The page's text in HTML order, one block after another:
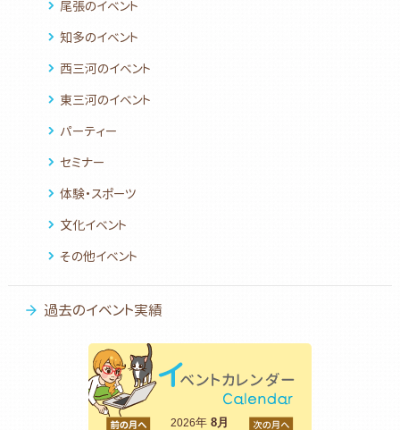
尾張のイベント
知多のイベント
西三河のイベント
東三河のイベント
パーティー
セミナー
体験・スポーツ
文化イベント
その他イベント
過去のイベント実績
2026年8月